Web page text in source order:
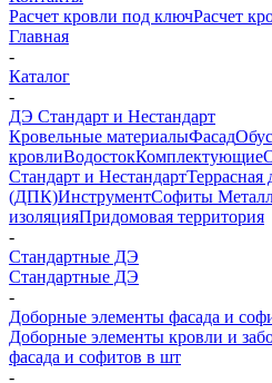
Расчет кровли под ключРасчет
Главная
-
Каталог
-
ДЭ Стандарт и Нестандарт
Кровельные материалыФасад
кровлиВодостокКомплектующие
Стандарт и НестандартТеррасная
(ДПК)ИнструментСофиты
изоляцияПридомовая территория
-
Стандартные ДЭ
Стандартные ДЭ
-
Доборные элементы фасада и
Доборные элементы кровли и
фасада и софитов в шт
-